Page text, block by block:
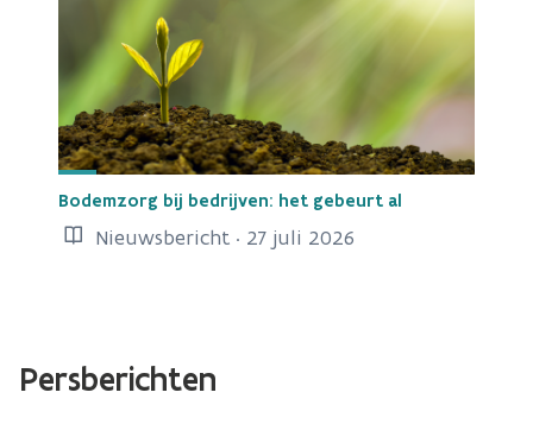
Bodemzorg bij bedrijven: het gebeurt al
Nieuwsbericht · 27 juli 2026
Persberichten